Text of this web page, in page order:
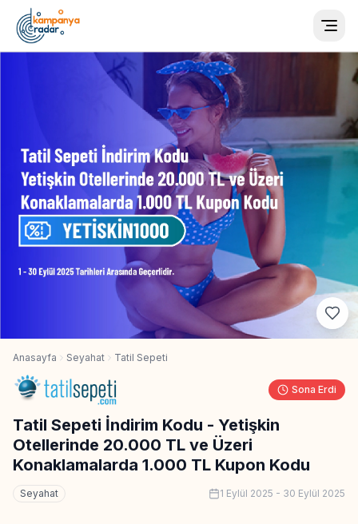
Anasayfa Seyahat Tatil Sepeti
Sona Erdi
Tatil Sepeti İndirim Kodu - Yetişkin
Otellerinde 20.000 TL ve Üzeri
Konaklamalarda 1.000 TL Kupon Kodu
Seyahat 1 Eylül 2025 - 30 Eylül 2025